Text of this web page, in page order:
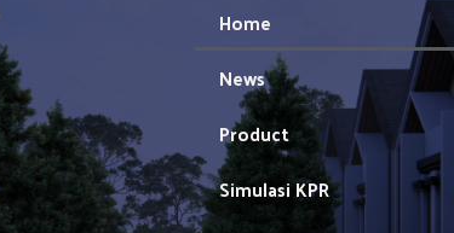
Home
News
Product
Simulasi KPR